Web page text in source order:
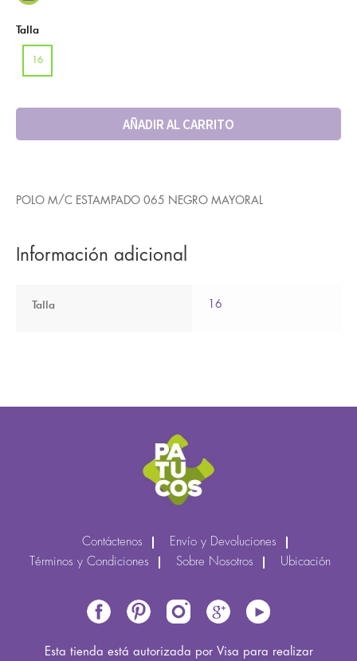
Talla
16
AÑADIR AL CARRITO
POLO M/C ESTAMPADO 065 NEGRO MAYORAL
Información adicional
Talla 16
Contáctenos
Envío y Devoluciones
Términos y Condiciones
Sobre Nosotros Ubicación
Esta tienda está autorizada por Visa para realizar